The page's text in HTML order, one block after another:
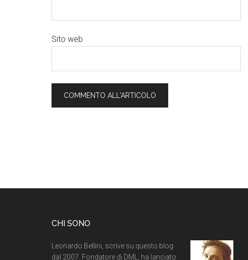
Sito web
CHI SONO
Leonardo Bellini, scrive su questo blog
dal 2007. Fondatore di DML, ha lanciato